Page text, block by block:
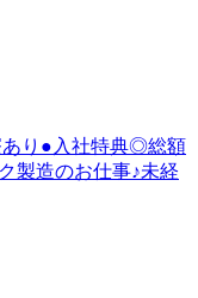
あり●入社特典◎総額
製造のお仕事♪未経